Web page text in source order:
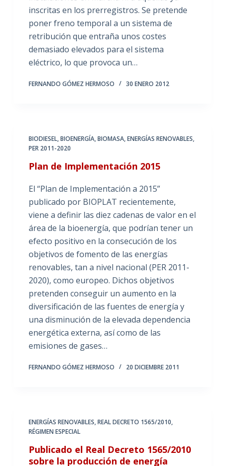
inscritas en los prerregistros. Se pretende
poner freno temporal a un sistema de
retribución que entraña unos costes
demasiado elevados para el sistema
eléctrico, lo que provoca un…
FERNANDO GÓMEZ HERMOSO 30 ENERO 2012
BIODIESEL,BIOENERGÍA,BIOMASA,ENERGÍAS RENOVABLES,
PER 2011-2020
Plan de Implementación 2015
El “Plan de Implementación a 2015”
publicado por BIOPLAT recientemente,
viene a definir las diez cadenas de valor en el
área de la bioenergía, que podrían tener un
efecto positivo en la consecución de los
objetivos de fomento de las energías
renovables, tan a nivel nacional (PER 2011-
2020), como europeo. Dichos objetivos
pretenden conseguir un aumento en la
diversificación de las fuentes de energía y
una disminución de la elevada dependencia
energética externa, así como de las
emisiones de gases…
FERNANDO GÓMEZ HERMOSO 20 DICIEMBRE 2011
ENERGÍAS RENOVABLES,REAL DECRETO 1565/2010,
RÉGIMEN ESPECIAL
Publicado el Real Decreto 1565/2010
sobre la producción de energía